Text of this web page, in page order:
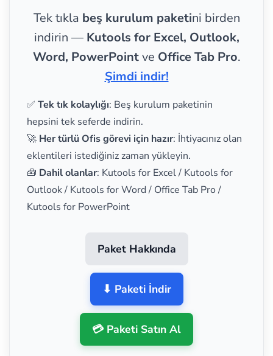
Tek tıkla beş kurulum paketini birden
indirin — Kutools for Excel, Outlook,
Word, PowerPointve Office Tab Pro.
Şimdi indir!
✅ Tek tık kolaylığı: Beş kurulum paketinin
hepsini tek seferde indirin.
🚀 Her türlü Ofis görevi için hazır: İhtiyacınız olan
eklentileri istediğiniz zaman yükleyin.
🧰 Dahil olanlar: Kutools for Excel / Kutools for
Outlook / Kutools for Word / Office Tab Pro /
Kutools for PowerPoint
Paket Hakkında
⬇ Paketi İndir
💳 Paketi Satın Al